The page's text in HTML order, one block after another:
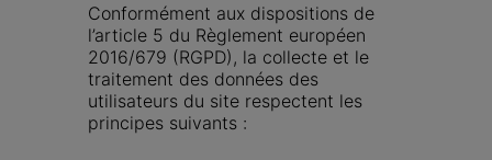
Conformément aux dispositions de
l’article 5 du Règlement européen
2016/679 (RGPD), la collecte et le
traitement des données des
utilisateurs du site respectent les
principes suivants :